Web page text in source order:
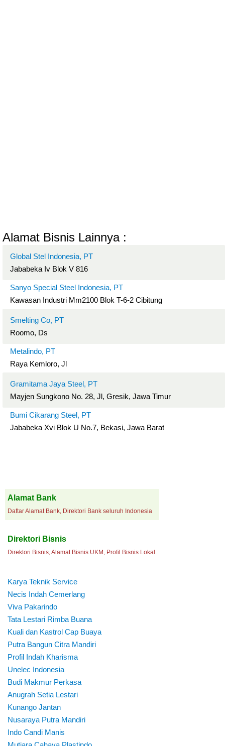
Alamat Bisnis Lainnya :
Global Stel Indonesia, PT
Jababeka Iv Blok V 816
Sanyo Special Steel Indonesia, PT
Kawasan Industri Mm2100 Blok T-6-2 Cibitung
Smelting Co, PT
Roomo, Ds
Metalindo, PT
Raya Kemloro, Jl
Gramitama Jaya Steel, PT
Mayjen Sungkono No. 28, Jl, Gresik, Jawa Timur
Bumi Cikarang Steel, PT
Jababeka Xvi Blok U No.7, Bekasi, Jawa Barat
Alamat Bank
Daftar Alamat Bank, Direktori Bank seluruh Indonesia
Direktori Bisnis
Direktori Bisnis, Alamat Bisnis UKM, Profil Bisnis Lokal.
Karya Teknik Service
Necis Indah Cemerlang
Viva Pakarindo
Tata Lestari Rimba Buana
Kuali dan Kastrol Cap Buaya
Putra Bangun Citra Mandiri
Profil Indah Kharisma
Unelec Indonesia
Budi Makmur Perkasa
Anugrah Setia Lestari
Kunango Jantan
Nusaraya Putra Mandiri
Indo Candi Manis